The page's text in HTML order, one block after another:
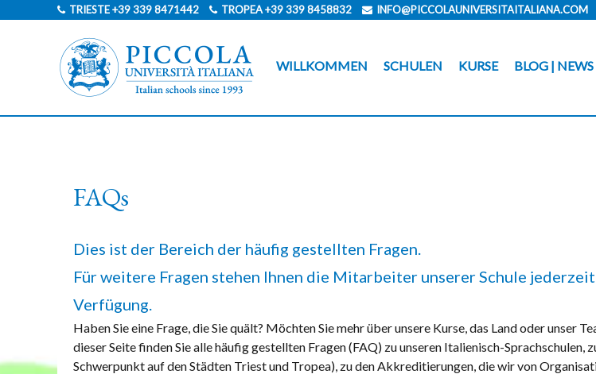
TRIESTE+39 339 8471442 TROPEA+39 339 8458832 INFO@PICCOLAUNIVERSITAITALIANA.COM
WILLKOMMEN SCHULEN KURSE BLOG | NEWS
FAQs
Dies ist der Bereich der häufig gestellten Fragen.
Für weitere Fragen stehen Ihnen die Mitarbeiter unserer Schule
Verfügung.
Haben Sie eine Frage, die Sie quält? Möchten Sie mehr über unsere Kurse, das Land oder unser
dieser Seite finden Sie alle häufig gestellten Fragen (FAQ) zu unseren Italienisch-Sprachschulen,
Schwerpunkt auf den Städten Triest und Tropea), zu den Akkreditierungen, die wir von